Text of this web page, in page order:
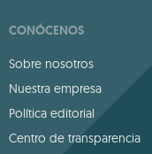
CONÓCENOS
Sobre nosotros
Nuestra empresa
Política editorial
Centro de transparencia